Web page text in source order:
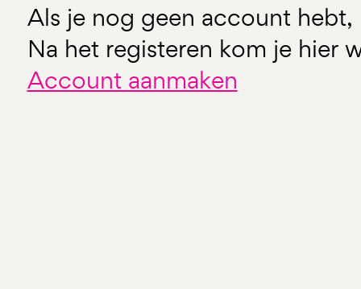
Als je nog geen account hebt,
Na het registeren kom je hier
Account aanmaken